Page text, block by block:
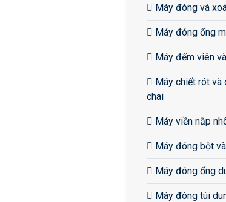
Máy đóng và
Máy đóng ống
Máy đếm viên
Máy chiết rót và
chai
Máy viền nắp
Máy đóng bột
Máy đóng ống
Máy đóng túi